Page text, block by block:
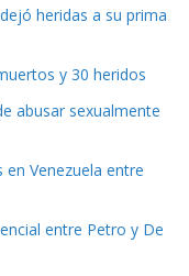
heridas a su prima
y 30 heridos
abusar sexualmente
Venezuela entre
entre Petro y De